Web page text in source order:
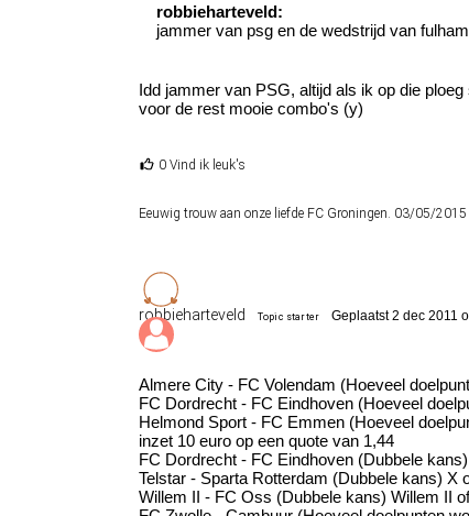
robbieharteveld:
jammer van psg en de wedstrijd van
Idd jammer van PSG, altijd als ik op die
voor de rest mooie combo's (y)
0 Vind ik leuk's
Eeuwig trouw aan onze liefde FC Groningen. 03/05/
robbieharteveld Topic starter Geplaatst 2 dec 2011
Almere City - FC Volendam (Hoeveel
FC Dordrecht - FC Eindhoven (Hoeveel
Helmond Sport - FC Emmen (Hoeveel
inzet 10 euro op een quote van 1,44
FC Dordrecht - FC Eindhoven (Dubbele
Telstar - Sparta Rotterdam (Dubbele kans) X
Willem II - FC Oss (Dubbele kans) Willem II